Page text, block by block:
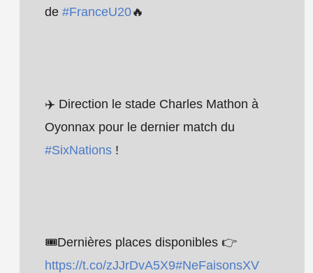
de #FranceU20🔥
✈️ Direction le stade Charles Mathon à
Oyonnax pour le dernier match du
#SixNations !
🎟️Dernières places disponibles 👉
https://t.co/zJJrDvA5X9#NeFaisonsXV